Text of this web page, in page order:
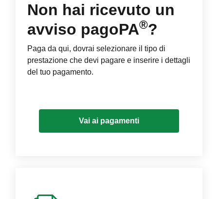
Non hai ricevuto un
avviso pagoPA®?
Paga da qui, dovrai selezionare il tipo di
prestazione che devi pagare e inserire i dettagli
del tuo pagamento.
Vai ai pagamenti